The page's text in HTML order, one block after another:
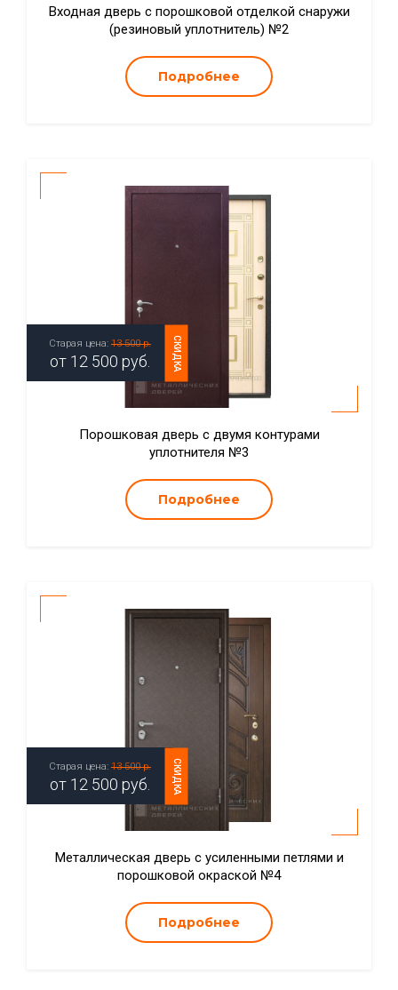
Входная дверь с порошковой отделкой снаружи
(резиновый уплотнитель) №2
Подробнее
СКИДКА
Старая цена: 13 500 р.
от 12 500 руб.
Порошковая дверь с двумя контурами
уплотнителя №3
Подробнее
СКИДКА
Старая цена: 13 500 р.
от 12 500 руб.
Металлическая дверь с усиленными петлями и
порошковой окраской №4
Подробнее